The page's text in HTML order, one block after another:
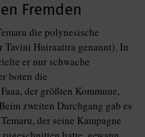
Fremden
die polynesische
Tavini Huiraatira genannt). In
er nur schwache
boten die
der größten Kommune,
zweiten Durchgang gab es
der seine Kampagne